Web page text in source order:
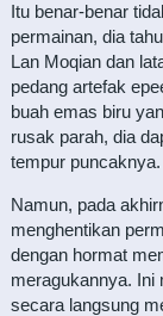
Itu benar-benar
permainan, dia
Lan Moqian dan
pedang artefak
buah emas biru
rusak parah, dia
tempur puncaknya.
Namun, pada
menghentikan
dengan hormat
meragukannya. Ini
secara langsung